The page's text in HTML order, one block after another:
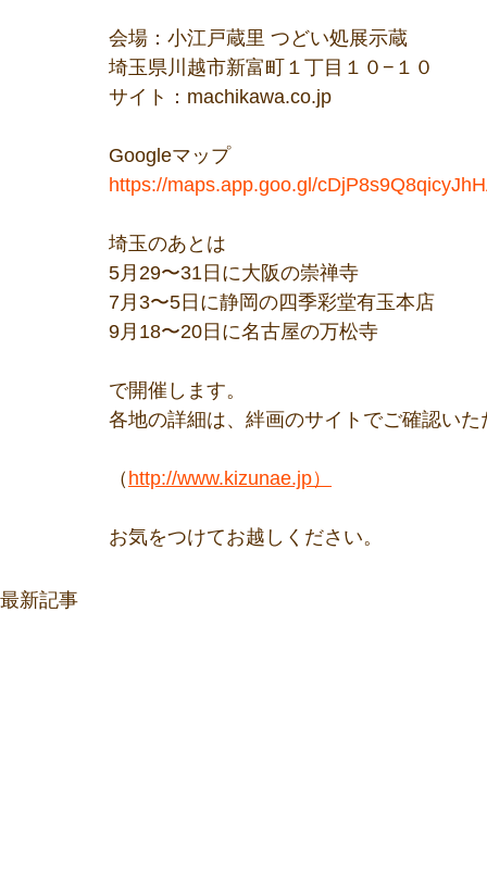
会場：小江戸蔵里 つどい処展示蔵
埼玉県川越市新富町１丁目１０−１０
サイト：machikawa.co.jp
Googleマップ
https://maps.app.goo.gl/
埼玉のあとは
5月29〜31日に大阪の崇禅寺
7月3〜5日に静岡の四季彩堂有玉本店
9月18〜20日に名古屋の万松寺
で開催します。
各地の詳細は、絆画のサイトでご確認いた
（ http://www.kizunae.jp）
お気をつけてお越しください。
最新記事